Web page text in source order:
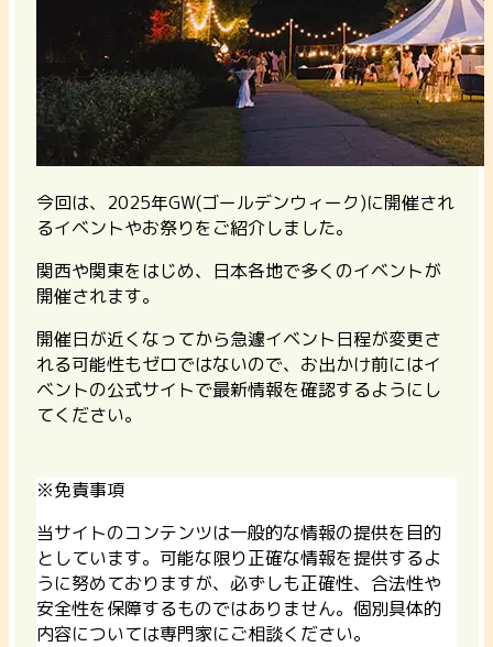
今回は、2025年GW(ゴールデンウィーク)に開催され
るイベントやお祭りをご紹介しました。
関西や関東をはじめ、日本各地で多くのイベントが
開催されます。
開催日が近くなってから急遽イベント日程が変更さ
れる可能性もゼロではないので、お出かけ前にはイ
ベントの公式サイトで最新情報を確認するようにし
てください。
※免責事項
当サイトのコンテンツは一般的な情報の提供を目的
としています。可能な限り正確な情報を提供するよ
うに努めておりますが、必ずしも正確性、合法性や
安全性を保障するものではありません。個別具体的
内容については専門家にご相談ください。